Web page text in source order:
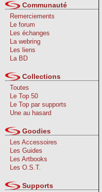
Communauté
Remerciements
Le forum
Les échanges
La webring
Les liens
La BD
Collections
Toutes
Le Top 50
Le Top par supports
Une au hasard
Goodies
Les Accessoires
Les Guides
Les Artbooks
Les O.S.T.
Supports